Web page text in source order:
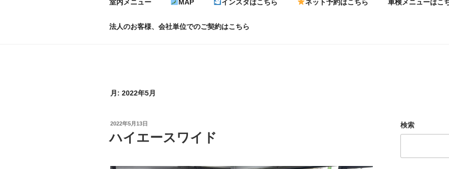
室内メニュー MAP インスタはこちら ネット予約はこちら 車検メニューはこ
法人のお客様、会社単位でのご契約はこちら
月: 2022年5月
投
日:
2022年5月13日
ハイエースワイド
検索